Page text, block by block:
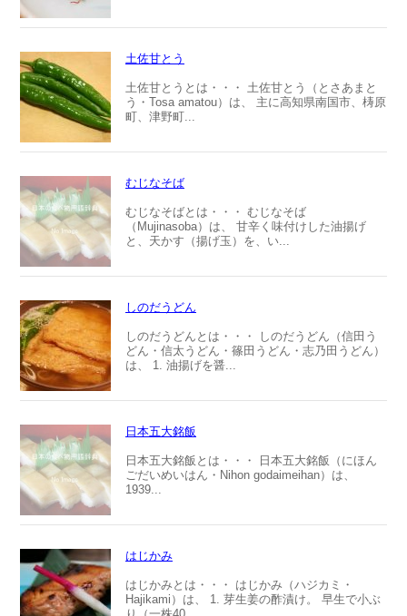
土佐甘とう
土佐甘とうとは・・・ 土佐甘とう（とさあまと
う・Tosa amatou）は、 主に高知県南国市、梼原
町、津野町...
むじなそば
むじなそばとは・・・ むじなそば
（Mujinasoba）は、 甘辛く味付けした油揚げ
と、天かす（揚げ玉）を、い...
しのだうどん
しのだうどんとは・・・ しのだうどん（信田う
どん・信太うどん・篠田うどん・志乃田うどん）
は、 1. 油揚げを醤...
日本五大銘飯
日本五大銘飯とは・・・ 日本五大銘飯（にほん
ごだいめいはん・Nihon godaimeihan）は、
1939...
はじかみ
はじかみとは・・・ はじかみ（ハジカミ・
Hajikami）は、 1. 芽生姜の酢漬け。 早生で小ぶ